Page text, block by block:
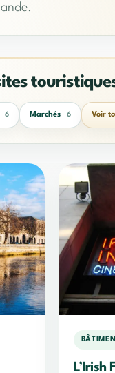
6 Marchés 6 Voir
L’Irish